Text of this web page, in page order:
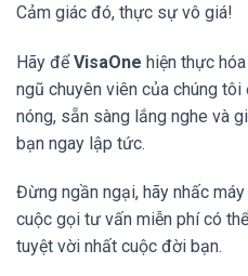
Cảm giác đó, thực sự vô giá!
Hãy đểVisaOne hiện thực
ngũ chuyên viên của chúng
nóng, sẵn sàng lắng nghe và
bạn ngay lập tức.
Đừng ngần ngại, hãy nhấc
cuộc gọi tư vấn miễn phí có
tuyệt vời nhất cuộc đời bạn.